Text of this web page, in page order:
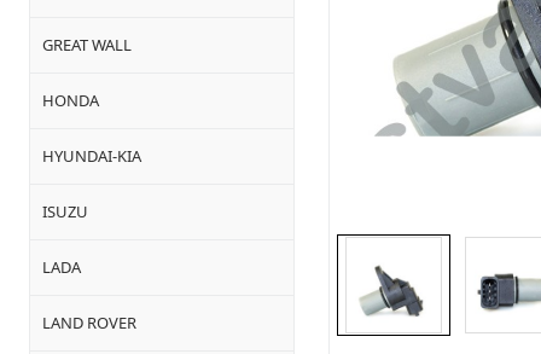
GREAT WALL
HONDA
HYUNDAI-KIA
ISUZU
LADA
LAND ROVER